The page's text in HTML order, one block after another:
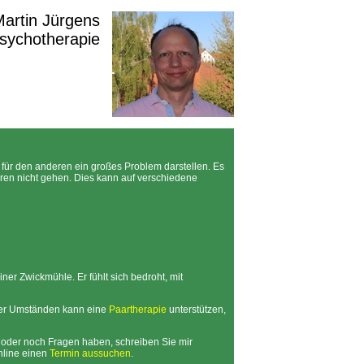
Jürgens
den anderen ein großes Problem darstellen. Es
nicht gehen. Dies kann auf verschiedene
Zwickmühle. Er fühlt sich bedroht, mit
Umständen kann eine Paartherapie unterstützen,
oder noch Fragen haben, schreiben Sie mir
einen Termin aussuchen.